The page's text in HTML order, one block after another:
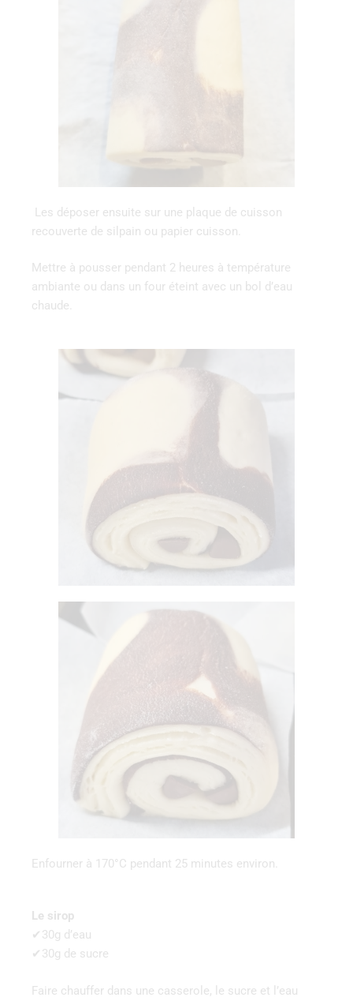
Les déposer ensuite sur une plaque de cuisson
recouverte de silpain ou papier cuisson.
Mettre à pousser pendant 2 heures à température
ambiante ou dans un four éteint avec un bol d’eau
chaude.
Enfourner à 170°C pendant 25 minutes environ.
Le sirop
✔30g d’eau
✔30g de sucre
Faire chauffer dans une casserole, le sucre et l’eau